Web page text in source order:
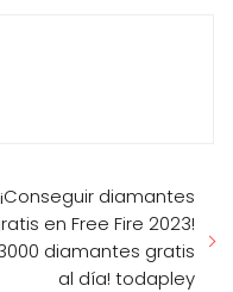
¡Conseguir diamantes
en Free Fire 2023!
diamantes gratis
al día! todapley